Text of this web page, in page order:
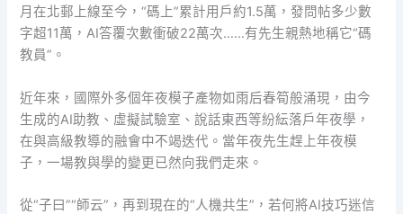
月在北郵上線至今，“碼上”累計用戶約1.5萬，發問帖多少數
字超11萬，AI答覆次數衝破22萬次……有先生親熱地稱它“碼
教員”。
近年來，國際外多個年夜模子產物如雨后春筍般涌現，由今
生成的AI助教、虛擬試驗室、說話東西等紛紜落戶年夜學，
在與高級教導的融會中不竭迭代。當年夜先生趕上年夜模
子，一場教與學的變更已然向我們走來。
從“子曰”“師云”，再到現在的“人機共生”，若何將AI技巧迷信